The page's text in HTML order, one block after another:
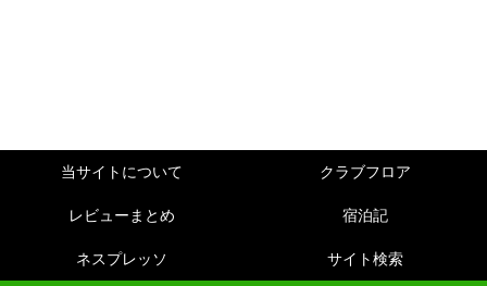
当サイトについて クラブフロア
レビューまとめ 宿泊記
ネスプレッソ サイト検索